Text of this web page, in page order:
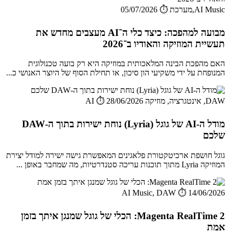
AI Music,מערכת ⏱️ 05/07/2026
מבועה למהפכה: כיצד כלי ה־AI מעצבים מחדש את
תעשיית המוזיקה והאודיו ב־2026
האם מהפכת הבינה המלאכותית במוזיקה היא רק בועה טכנולוגית
המנופחת על ידי משקיעי הון סיכון, או תחילת הסוף של היוצר האנושי כ...
DAW, אינטגרציה, מוזיקה AI ⏱️ 28/06/2026
מודל ה-AI של גוגל (Lyria) נוחת ישירות בתוך ה-DAW
שלכם
גוגל חושפת ארכיטקטורת פלאגינים המאפשרת גישה ישירה למודל יצירת
המוזיקה Lyria מתוך תוכנות עריכה סטנדרטיות, מה שמחבר באופן ...
AI Music, DAW ⏱️ 14/06/2026
Magenta RealTime 2: הכלי של גוגל שמנגן איתך בזמן
אמת